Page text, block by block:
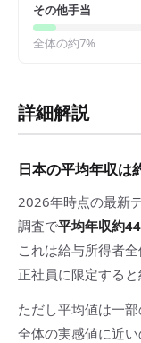
その他手当
全体の約7%
詳細解説
日本の平均年収は
2026年時点の最新
調査で平均年収約
これは給与所得者
正社員に限定する
ただし平均値は一
全体の実感値に近